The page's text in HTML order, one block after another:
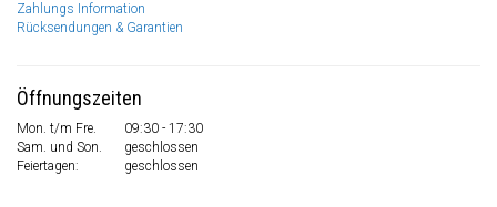
Zahlungs Information
Rücksendungen & Garantien
Öffnungszeiten
Mon. t/m Fre.
09:30 - 17:30
Sam. und Son.
geschlossen
Feiertagen:
geschlossen